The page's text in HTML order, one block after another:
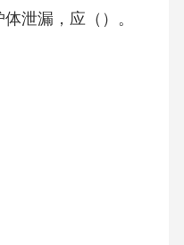
泄漏，应（）。